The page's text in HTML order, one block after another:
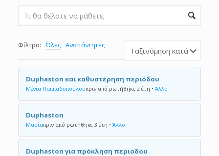
Φίλτρο: Όλες Αναπάντητες
Duphaston και καθυστέρηση περιόδου
Μένια Παππαδοπούλουπριν από ρωτήθηκε 2 έτη • Άλλο
Duphaston
Μαρίαπριν από ρωτήθηκε 3 έτη • Άλλο
Duphaston για πρόκληση περιοδου